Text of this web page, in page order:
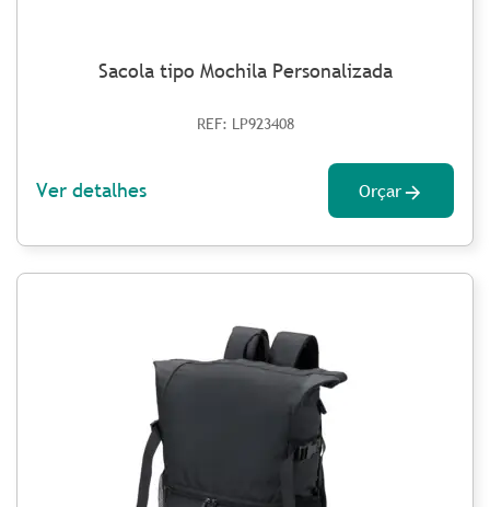
Sacola tipo Mochila Personalizada
REF: LP923408
Ver detalhes Orçar